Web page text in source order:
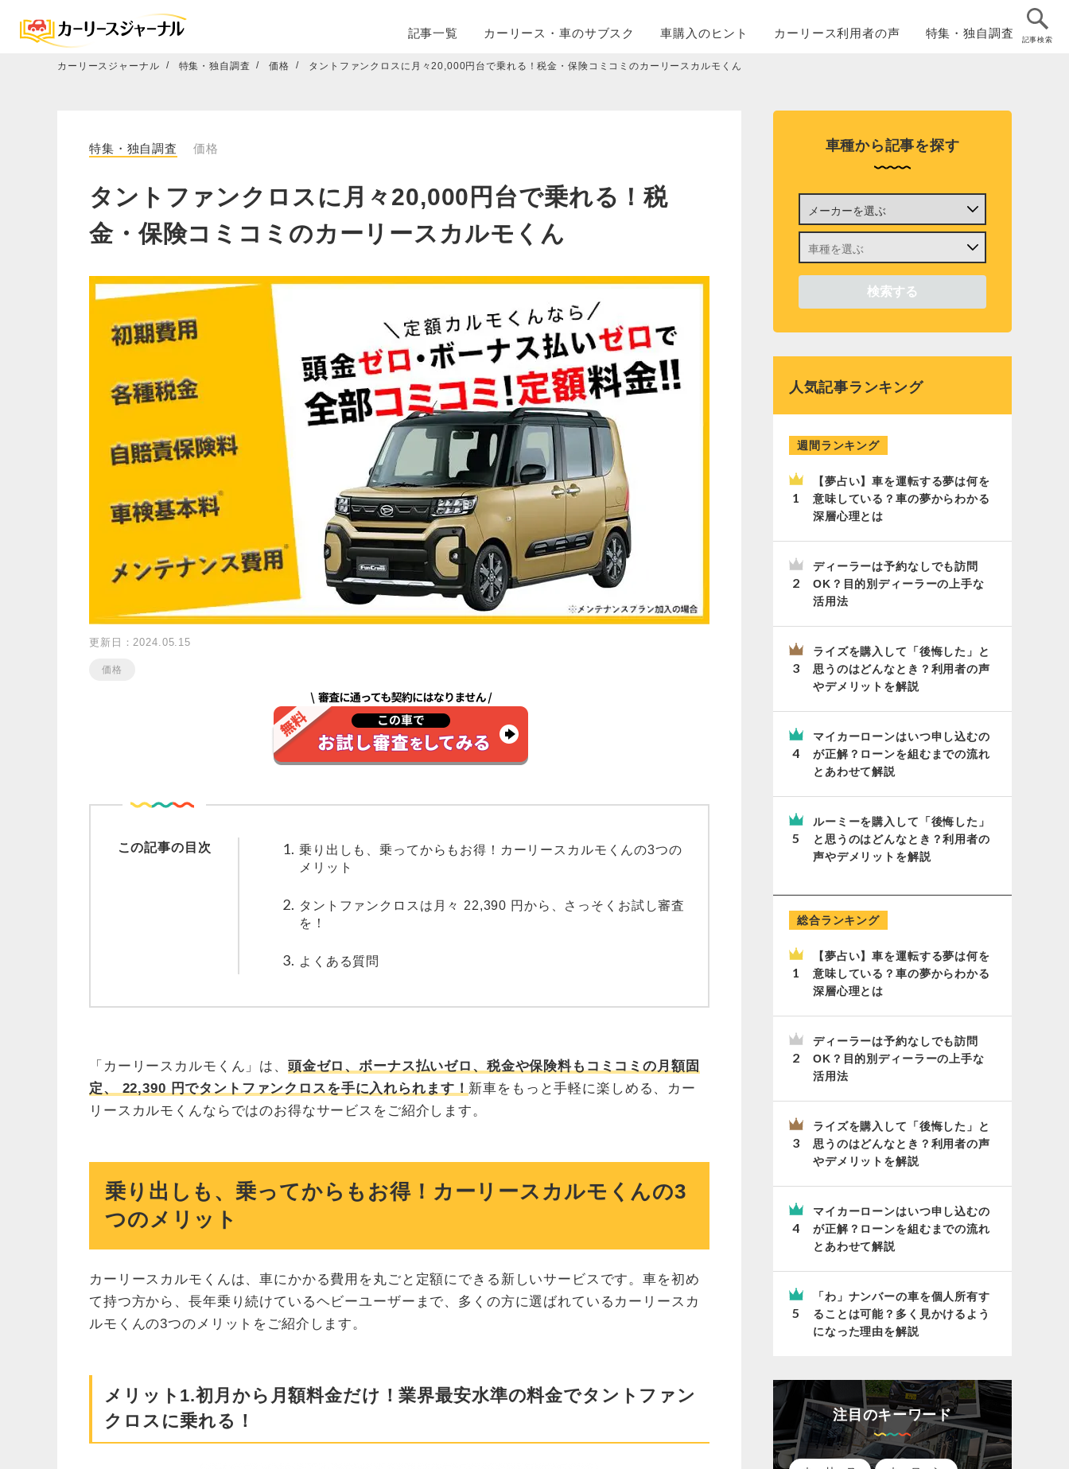
記事一覧 カーリース・車のサブスク 車購入の ヒント カーリース利用者の声 特集・独自調査 記事検索
カーリースジャーナル 特集・独自調査 価格 タントファンクロスに月々20,000円台で乗れる！税金・保険コミコミのカーリースカルモくん
特集・独自調査 価格
タントファンクロスに月々20,000円台で乗れる！税
金・保険コミコミのカーリースカルモくん
更新日：2024.05.15
価格
この記事の目次
乗り出しも、乗ってからもお得！カーリースカルモくんの3つの
メリット
タントファンクロスは月々 22,390 円から、さっそくお試し審査
を！
よくある質問
「カーリースカルモくん」は、 頭金ゼロ、ボーナス払いゼロ、税金や保険料もコミコミの月額固
定、 22,390 円でタントファンクロスを手に入れられます！ 新車をもっと手軽に楽しめる、カー
リースカルモくんならではのお得なサービスをご紹介します。
乗り出しも、乗ってからもお得！カーリースカルモくんの3
つのメリット
カーリースカルモくんは、車にかかる費用を丸ごと定額にできる新しいサービスです。車を初め
て持つ方から、長年乗り続けているヘビーユーザーまで、多くの方に選ばれているカーリースカ
ルモくんの3つのメリットをご紹介します。
メリット1.初月から月額料金だけ！業界最安水準の料金でタントファン
クロスに乗れる！
車種から記事を探す
人気記事ランキング
週間ランキング
【夢占い】車を運転する夢は何を
意味している？車の夢からわかる
深層心理とは
ディーラーは予約なしでも訪問
OK？目的別ディーラーの上手な
活用法
ライズを購入して「後悔した」と
思うのはどんなとき？利用者の声
やデメリットを解説
マイカーローンはいつ申し込むの
が正解？ローンを組むまでの流れ
とあわせて解説
ルーミーを購入して「後悔した」
と思うのはどんなとき？利用者の
声やデメリットを解説
総合ランキング
【夢占い】車を運転する夢は何を
意味している？車の夢からわかる
深層心理とは
ディーラーは予約なしでも訪問
OK？目的別ディーラーの上手な
活用法
ライズを購入して「後悔した」と
思うのはどんなとき？利用者の声
やデメリットを解説
マイカーローンはいつ申し込むの
が正解？ローンを組むまでの流れ
とあわせて解説
「わ」ナンバーの車を個人所有す
ることは可能？多く見かけるよう
になった理由を解説
注目のキーワード